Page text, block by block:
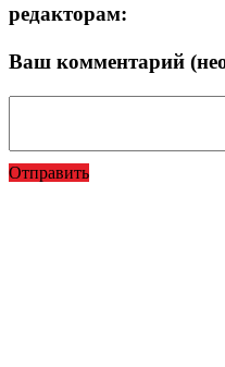
редакторам:
Ваш комментарий
Отправить